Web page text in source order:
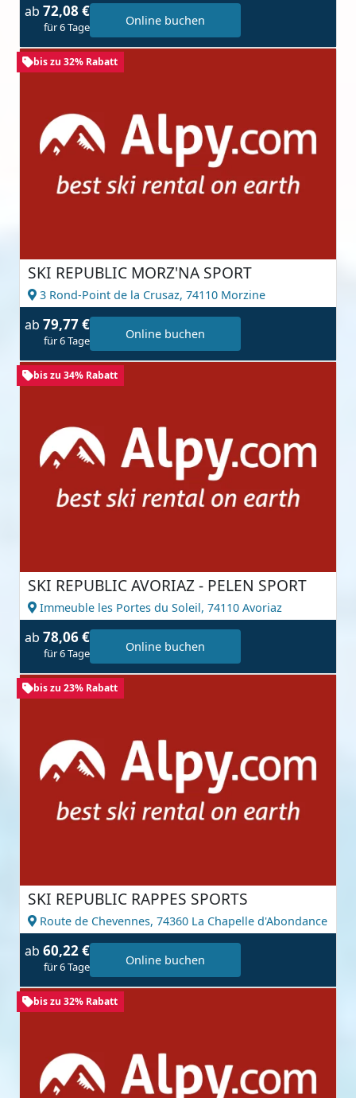
ab 72,08 €
für 6 Tage Online buchen
bis zu 32% Rabatt
SKI REPUBLIC MORZ'NA SPORT
3 Rond-Point de la Crusaz, 74110 Morzine
ab 79,77 €
für 6 Tage Online buchen
bis zu 34% Rabatt
SKI REPUBLIC AVORIAZ - PELEN SPORT
Immeuble les Portes du Soleil, 74110 Avoriaz
ab 78,06 €
für 6 Tage Online buchen
bis zu 23% Rabatt
SKI REPUBLIC RAPPES SPORTS
Route de Chevennes, 74360 La Chapelle d'Abondance
ab 60,22 €
für 6 Tage Online buchen
bis zu 32% Rabatt